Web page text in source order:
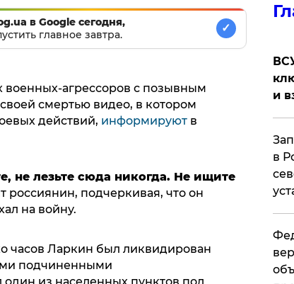
в Google сегодня,
главное завтра.
✓
агрессоров с позывным
смертью видео, в котором
действий, информируютв
не лезьте сюда никогда. Не ищите
россиянин, подчеркивая, что он
на войну.
часов Ларкин был ликвидирован
подчиненными
и
в